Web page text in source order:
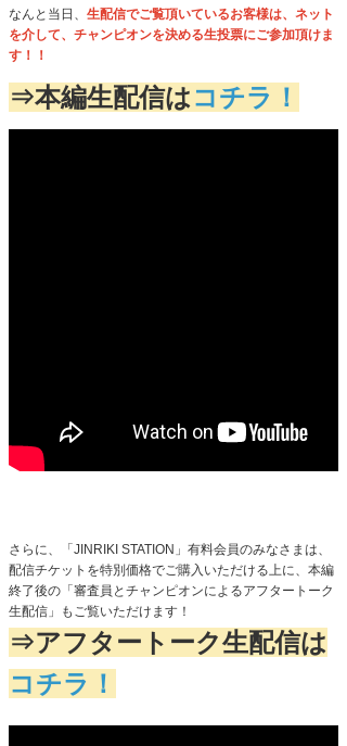
なんと当日、 生配信でご覧頂いているお客様は、ネット
を介して、チャンピオンを決める生投票にご参加頂けま
す！！
⇒本編生配信はコチラ！
さらに、「 JINRIKI STATION 」有料会員のみなさまは、
配信チケットを特別価格でご購入いただける上に、本編
終了後の「審査員とチャンピオンによるアフタートーク
生配信」もご覧いただけます！
⇒アフタートーク生配信は
コチラ！